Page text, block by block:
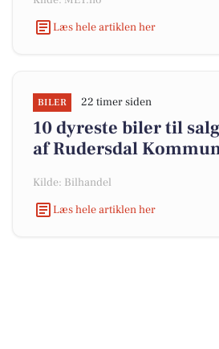
Læs hele artiklen her
BILER 22 timer siden
10 dyreste biler til
af Rudersdal
Kilde: Bilhandel
Læs hele artiklen her